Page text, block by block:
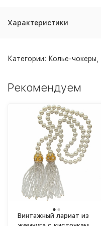
Характеристики
Категории: Колье-чокеры
Рекомендуем
Винтажный лариат из